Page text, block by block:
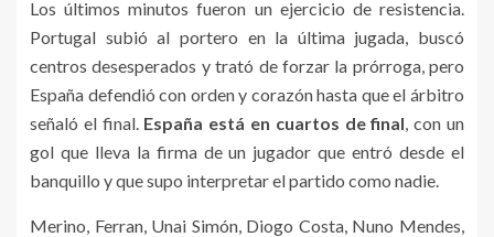
Los últimos minutos fueron un ejercicio de resistencia.
Portugal subió al portero en la última jugada, buscó
centros desesperados y trató de forzar la prórroga, pero
España defendió con orden y corazón hasta que el árbitro
señaló el final. España está en cuartos de final, con un
gol que lleva la firma de un jugador que entró desde el
banquillo y que supo interpretar el partido como nadie.
Merino, Ferran, Unai Simón, Diogo Costa, Nuno Mendes,